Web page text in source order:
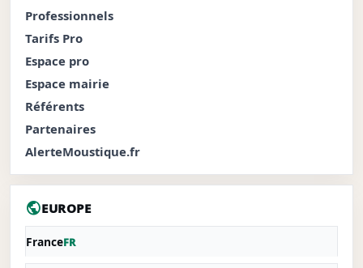
Professionnels
Tarifs Pro
Espace pro
Espace mairie
Référents
Partenaires
AlerteMoustique.fr
publicEUROPE
FranceFR